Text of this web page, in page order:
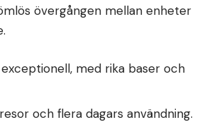
övergången mellan enheter
med rika baser och
och flera dagars användning.